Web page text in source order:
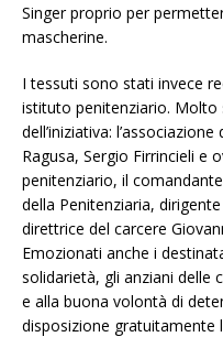
Singer proprio per
mascherine.
I tessuti sono stati invece
istituto penitenziario.
dell’iniziativa:
Ragusa, Sergio Firrincieli e
penitenziario, il
della Penitenziaria,
direttrice del carcere
Emozionati anche i
solidarietà, gli anziani delle
e alla buona volontà di
disposizione gratuitamente